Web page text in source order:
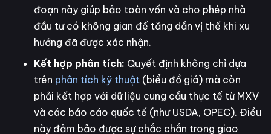
đoạn này giúp bảo toàn vốn và cho phép nhà
đầu tư có không gian để tăng dần vị thế khi xu
hướng đã được xác nhận.
Kết hợp phân tích: Quyết định không chỉ dựa
trên phân tích kỹ thuật (biểu đồ giá) mà còn
phải kết hợp với dữ liệu cung cầu thực tế từ MXV
và các báo cáo quốc tế (như USDA, OPEC). Điều
này đảm bảo được sự chắc chắn trong giao